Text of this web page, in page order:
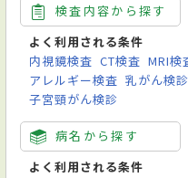
検査内容から探す
よく利用される条件
内視鏡検査 CT検査 MRI検
アレルギー検査 乳がん検診
子宮頸がん検診
病名から探す
よく利用される条件